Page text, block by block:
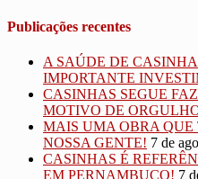
Publicações recentes
A SAÚDE DE
IMPORTANTE
CASINHAS SEGUE
MOTIVO DE
MAIS UMA OBRA
NOSSA GENTE! 7 de
CASINHAS É
EM PERNAMBUCO! 7